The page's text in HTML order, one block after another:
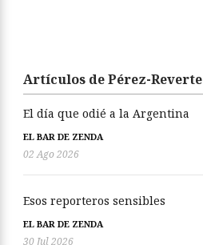
Artículos de Pérez-Reverte
El día que odié a la Argentina
EL BAR DE ZENDA
02 Ago 2026
Esos reporteros sensibles
EL BAR DE ZENDA
30 Jul 2026